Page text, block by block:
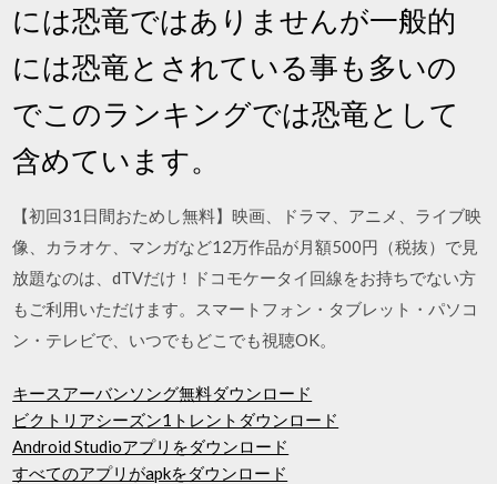
には恐竜ではありませんが一般的
には恐竜とされている事も多いの
でこのランキングでは恐竜として
含めています。
【初回31日間おためし無料】映画、ドラマ、アニメ、ライブ映
像、カラオケ、マンガなど12万作品が月額500円（税抜）で見
放題なのは、dTVだけ！ドコモケータイ回線をお持ちでない方
もご利用いただけます。スマートフォン・タブレット・パソコ
ン・テレビで、いつでもどこでも視聴OK。
キースアーバンソング無料ダウンロード
ビクトリアシーズン1トレントダウンロード
Android Studioアプリをダウンロード
すべてのアプリがapkをダウンロード